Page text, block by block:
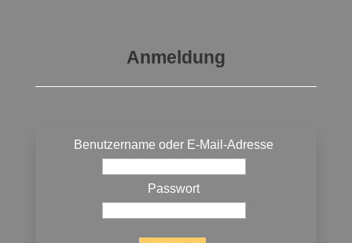
Anmeldung
Benutzername oder E-Mail-Adresse
Passwort